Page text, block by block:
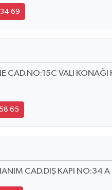
69
CAD.NO:15C VALİ KONAĞI
65
CAD.DIŞ KAPI NO:34